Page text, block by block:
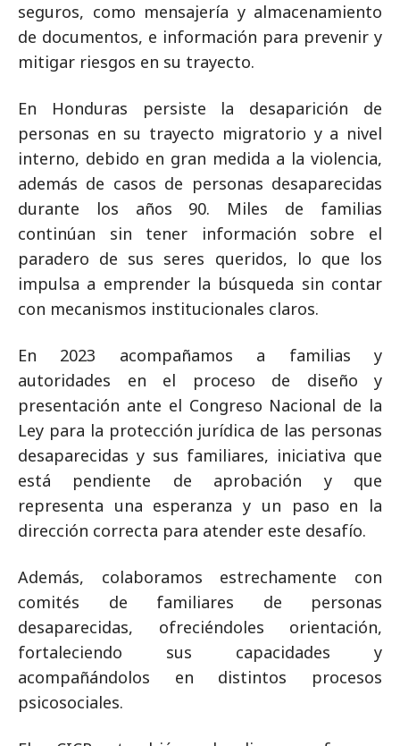
seguros, como mensajería y almacenamiento
de documentos, e información para prevenir y
mitigar riesgos en su trayecto.
En Honduras persiste la desaparición de
personas en su trayecto migratorio y a nivel
interno, debido en gran medida a la violencia,
además de casos de personas desaparecidas
durante los años 90. Miles de familias
continúan sin tener información sobre el
paradero de sus seres queridos, lo que los
impulsa a emprender la búsqueda sin contar
con mecanismos institucionales claros.
En 2023 acompañamos a familias y
autoridades en el proceso de diseño y
presentación ante el Congreso Nacional de la
Ley para la protección jurídica de las personas
desaparecidas y sus familiares, iniciativa que
está pendiente de aprobación y que
representa una esperanza y un paso en la
dirección correcta para atender este desafío.
Además, colaboramos estrechamente con
comités de familiares de personas
desaparecidas, ofreciéndoles orientación,
fortaleciendo sus capacidades y
acompañándolos en distintos procesos
psicosociales.